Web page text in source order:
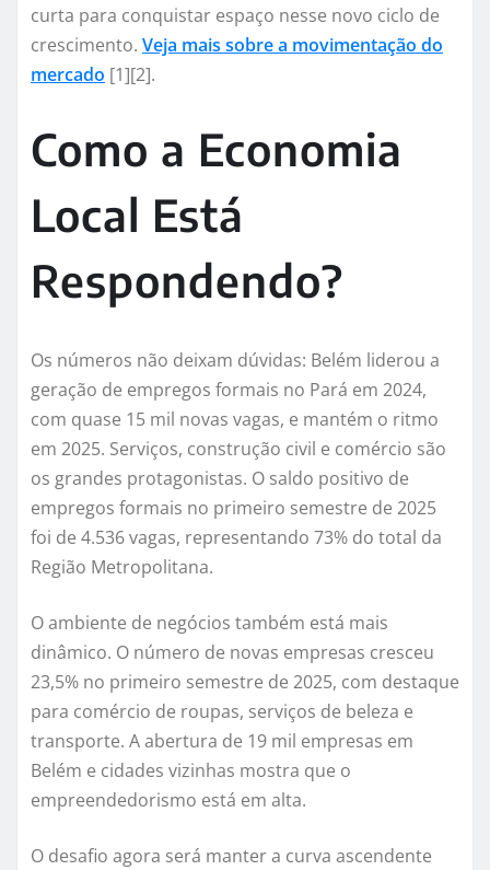
curta para conquistar espaço nesse novo ciclo de
crescimento. Veja mais sobre a movimentação do
mercado [1][2].
Como a Economia
Local Está
Respondendo?
Os números não deixam dúvidas: Belém liderou a
geração de empregos formais no Pará em 2024,
com quase 15 mil novas vagas, e mantém o ritmo
em 2025. Serviços, construção civil e comércio são
os grandes protagonistas. O saldo positivo de
empregos formais no primeiro semestre de 2025
foi de 4.536 vagas, representando 73% do total da
Região Metropolitana.
O ambiente de negócios também está mais
dinâmico. O número de novas empresas cresceu
23,5% no primeiro semestre de 2025, com destaque
para comércio de roupas, serviços de beleza e
transporte. A abertura de 19 mil empresas em
Belém e cidades vizinhas mostra que o
empreendedorismo está em alta.
O desafio agora será manter a curva ascendente